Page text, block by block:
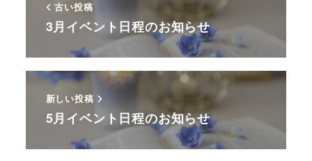
古い投稿
3月イベント日程のお知らせ
新しい投稿
5月イベント日程のお知らせ